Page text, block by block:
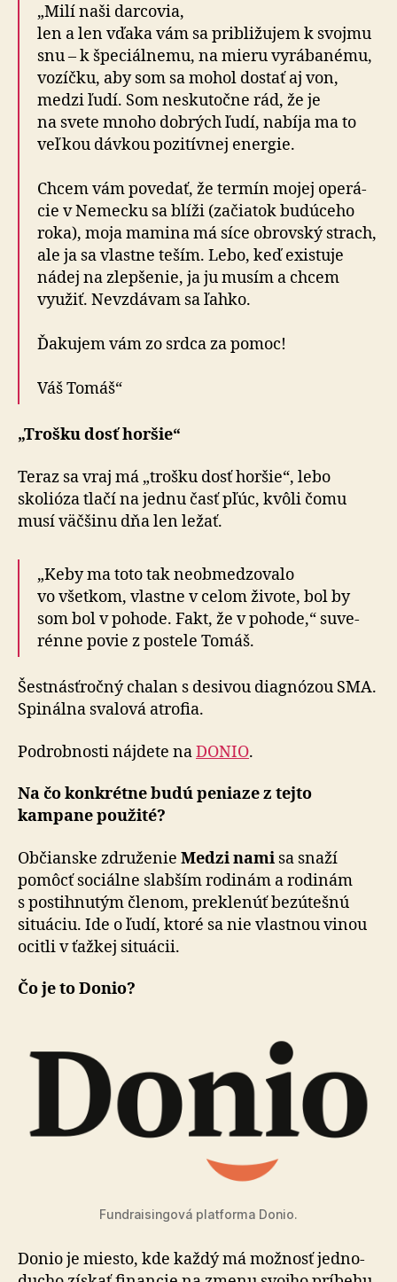
„Milí naši darcovia,
len a len vďaka vám sa približujem k svojmu
snu – k špe­ci­ál­ne­mu, na mieru vy­rá­ba­né­mu,
vozíčku, aby som sa mohol dostať aj von,
medzi ľudí. Som ne­sku­toč­ne rád, že je
na svete mnoho dobrých ľudí, nabíja ma to
veľkou dávkou pozitívnej energie.
Chcem vám povedať, že termín mojej ope­rá­
cie v Ne­mec­ku sa blíži (za­čia­tok bu­dú­ce­ho
roka), moja mamina má síce obrovský strach,
ale ja sa vlastne teším. Lebo, keď existuje
nádej na zlep­še­nie, ja ju musím a chcem
využiť. Nevzdá­vam sa ľahko.
Ďakujem vám zo srdca za pomoc!
Váš Tomáš“
„Trošku dosť horšie“
Teraz sa vraj má „trošku dosť horšie“, lebo
skolióza tlačí na jed­nu časť pľúc, kvôli čomu
musí väčšinu dňa len ležať.
„Keby ma toto tak neobmedzovalo
vo všetkom, vlastne v ce­lom ži­vo­te, bol by
som bol v po­ho­de. Fakt, že v po­ho­de,“ su­ve­
rén­ne povie z postele Tomáš.
Šestnásťročný chalan s desivou diagnózou SMA.
Spinálna svalová atrofia.
Podrobnosti nájdete naDONIO.
Na čo konkrétne budú peniaze z tejto
kampane použité?
Občianske združenie Medzi nami sa snaží
pomôcť sociálne slabším rodinám a ro­di­nám
s postih­nu­tým členom, preklenúť bezútešnú
situáciu. Ide o ľudí, ktoré sa nie vlastnou vinou
ocitli v ťažkej situácii.
Čo je to Donio?
Fundraisingová platforma Donio.
Donio je miesto, kde každý má možnosť jed­no­